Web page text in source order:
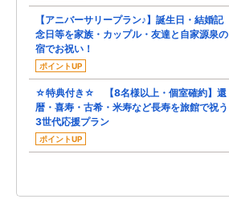
【アニバーサリープラン♪】誕生日・結婚記
念日等を家族・カップル・友達と自家源泉の
宿でお祝い！
ポイントUP
☆特典付き☆ 【8名様以上・個室確約】還
暦・喜寿・古希・米寿など長寿を旅館で祝う
3世代応援プラン
ポイントUP